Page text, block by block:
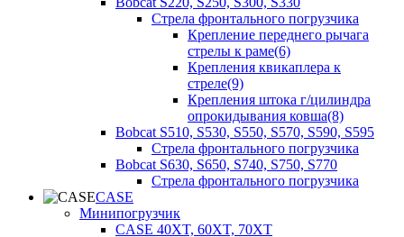
Стрела фронтального погрузчика
Крепление переднего рычага
стрелы к раме(6)
Крепления квикаплера к
стреле(9)
Крепления штока г/цилиндра
опрокидывания ковша(8)
Bobcat S510, S530, S550, S570, S590, S595
Стрела фронтального погрузчика
Bobcat S630, S650, S740, S750, S770
Стрела фронтального погрузчика
CASE
Минипогрузчик
CASE 40XT, 60XT, 70XT